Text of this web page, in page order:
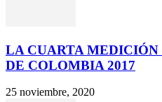
LA CUARTA
DE COLOMBIA 2017
25 noviembre, 2020